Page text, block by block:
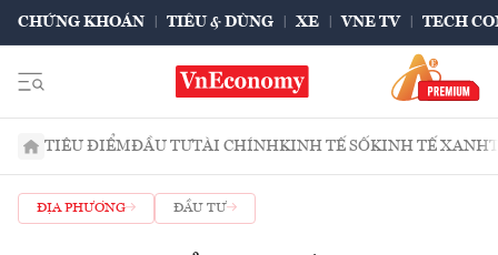
CHỨNG KHOÁN TIÊU & DÙNG XE VNE TV TECH
TIÊU ĐIỂMĐẦU TƯTÀI CHÍNHKINH TẾ SỐKINH TẾ XANH
ĐỊA PHƯƠNG ĐẦU TƯ